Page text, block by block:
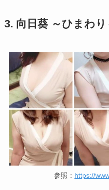
3. 向日葵 ～ひまわり
参照： https://